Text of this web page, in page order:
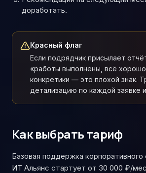
доработать.
Красный флаг
Если подрядчик присылает
«работы выполнены, всё
конкретики — это плохой знак.
детализацию по каждой заявке
Как выбрать тариф
Базовая поддержка
ИТ Альянс стартует от 30 000 ₽/